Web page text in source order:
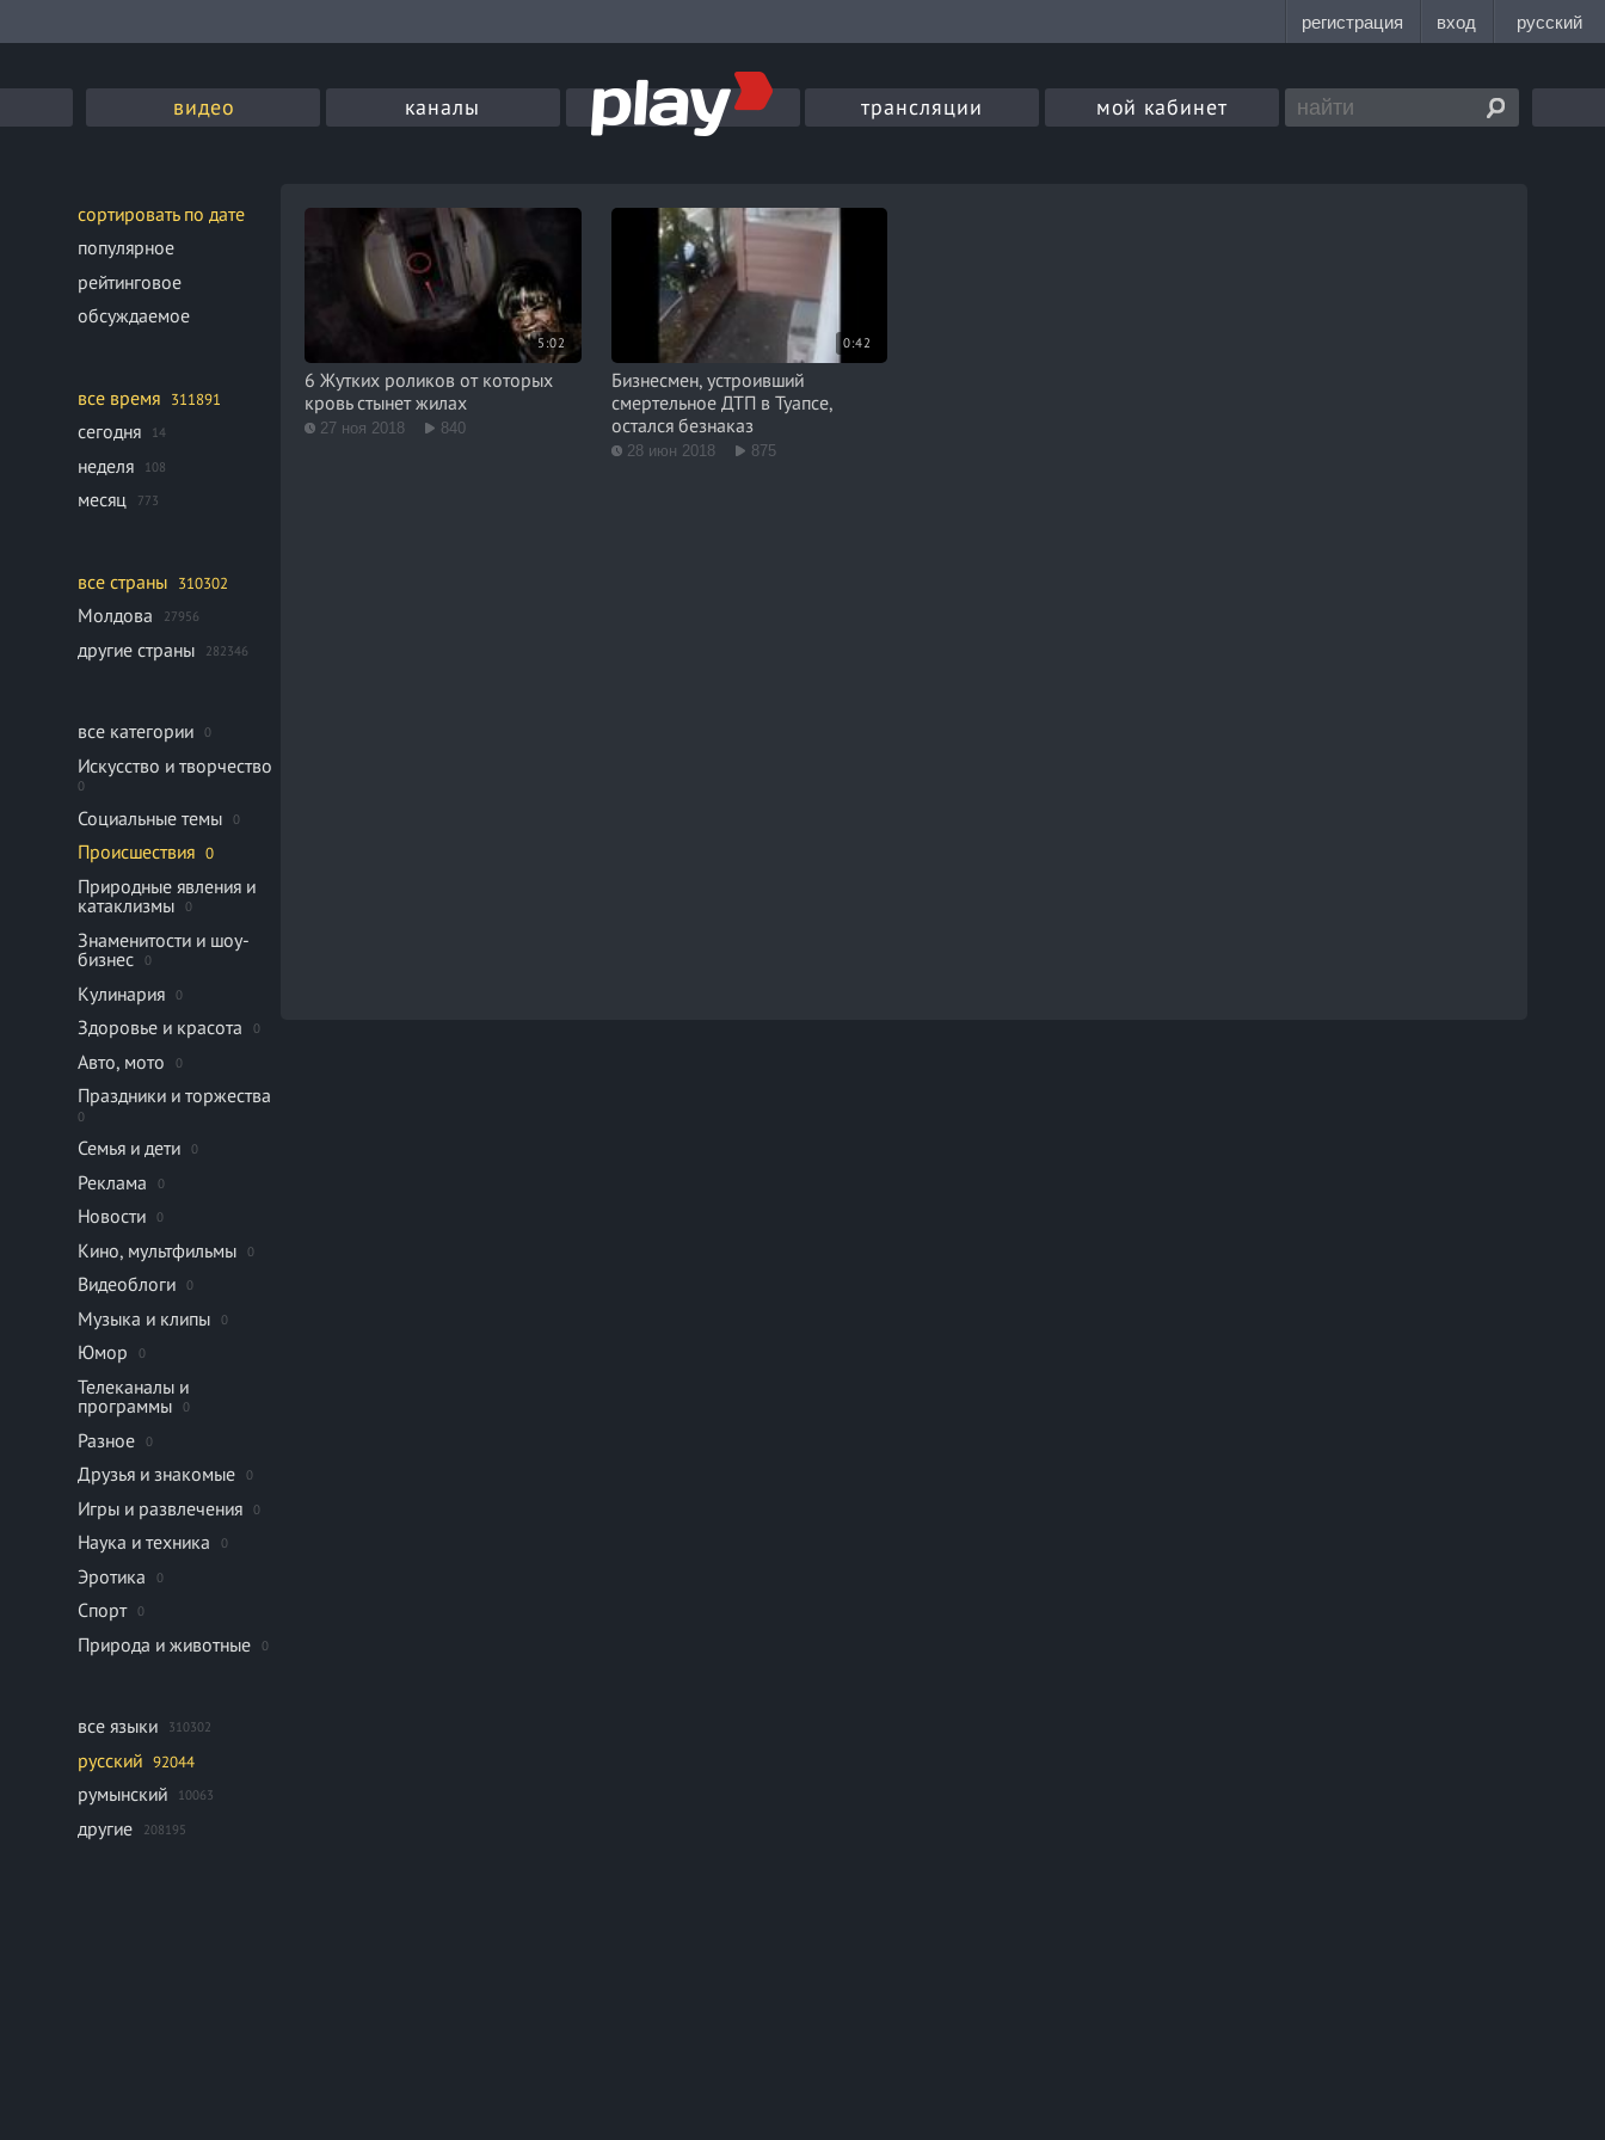
видео каналы трансляции мой кабинет
сортировать по дате
популярное
рейтинговое
обсуждаемое
все время 311891
сегодня 14
неделя 108
месяц 773
все страны 310302
Молдова 27956
другие страны 282346
все категории 0
Искусство и творчество
0
Социальные темы 0
Происшествия 0
Природные явления и
катаклизмы
0
Знаменитости и шоу-
бизнес
0
Кулинария 0
Здоровье и красота 0
Авто, мото 0
Праздники и торжества
0
Семья и дети 0
Реклама 0
Новости 0
Кино, мультфильмы 0
Видеоблоги 0
Музыка и клипы 0
Юмор 0
Телеканалы и
программы
0
Разное 0
Друзья и знакомые 0
Игры и развлечения 0
Наука и техника 0
Эротика 0
Спорт 0
Природа и животные 0
все языки 310302
русский 92044
румынский 10063
другие 208195
5:02
6 Жутких роликов от которых
кровь стынет жилах
27 ноя 2018 840
0:42
Бизнесмен, устроивший
смертельное ДТП в Туапсе,
остался безнаказ
28 июн 2018 875